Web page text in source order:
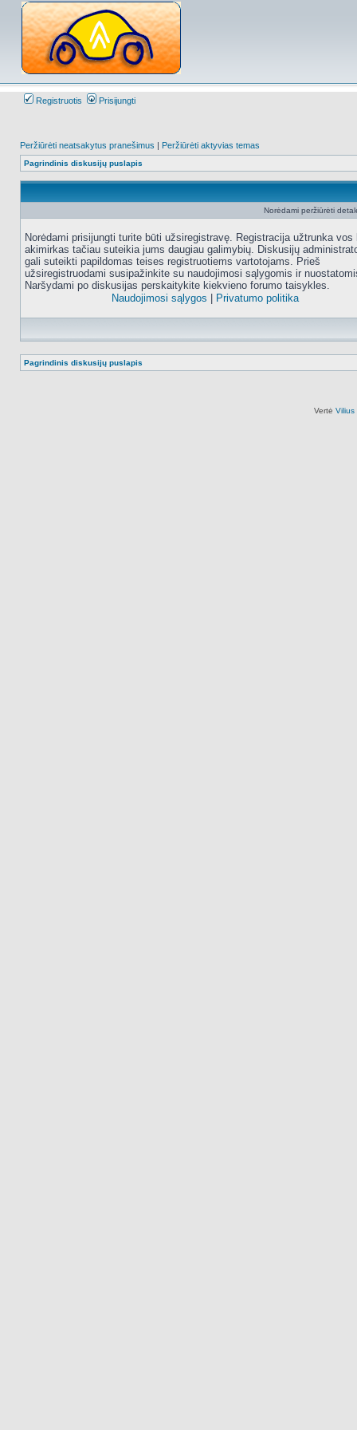
Registruotis Prisijungti
Peržiūrėti neatsakytus pranešimus | Peržiūrėti aktyvias temas
Pagrindinis diskusijų puslapis
Norėdami peržiūrėti
Norėdami prisijungti turite būti užsiregistravę. Registracija užtrunka vos
akimirkas tačiau suteikia jums daugiau galimybių. Diskusijų
gali suteikti papildomas teises registruotiems vartotojams. Prieš
užsiregistruodami susipažinkite su naudojimosi sąlygomis ir
Naršydami po diskusijas perskaitykite kiekvieno forumo taisykles.
Naudojimosi sąlygos
Privatumo politika
Pagrindinis diskusijų puslapis
Vertė Vilius